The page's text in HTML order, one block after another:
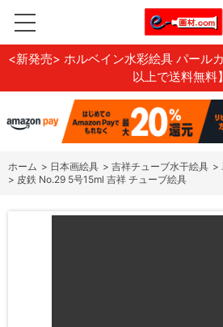
<新発売> ホルベイン水彩絵具 パール
以上で送料無料】
ホーム > 日本画絵具 > 吉祥チューブ水干絵具 >
> 皮鉄 No.29 5号15ml 吉祥 チューブ絵具